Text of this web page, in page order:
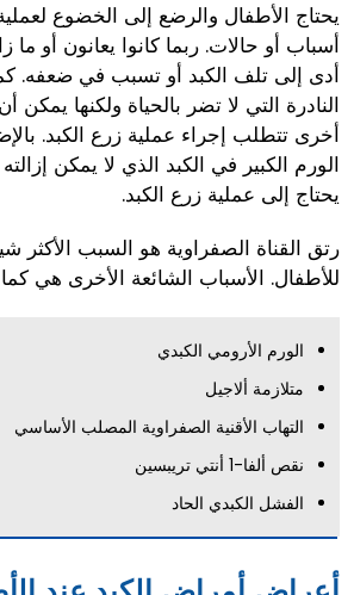
يحتاج الأطفال والرضع إلى الخضوع
أسباب أو حالات. ربما كانوا يعانون أو
أدى إلى تلف الكبد أو تسبب في ضعفه.
النادرة التي لا تضر بالحياة ولكنها
أخرى تتطلب إجراء عملية زرع الكبد.
الورم الكبير في الكبد الذي لا يمكن
يحتاج إلى عملية زرع الكبد.
رتق القناة الصفراوية هو السبب الأكثر
للأطفال. الأسباب الشائعة الأخرى هي
الورم الأرومي الكبدي
متلازمة ألاجيل
التهاب الأقنية الصفراوية المصلب الأساسي
نقص ألفا-1 أنتي تريبسين
الفشل الكبدي الحاد